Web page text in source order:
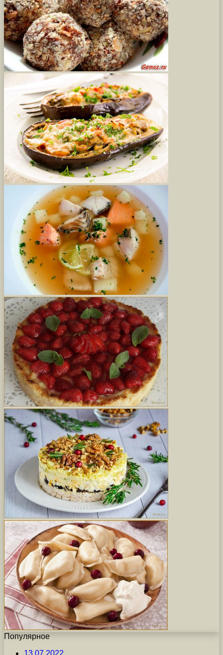
Популярное
13.07.2022